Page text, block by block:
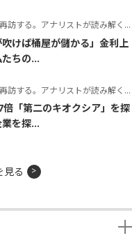
る。アナリストが読み解くテーマの本質
吹けば桶屋が儲かる」金利上
ちの...
る。アナリストが読み解くテーマの本質
倍「第二のキオクシア」を探
を探...
見る